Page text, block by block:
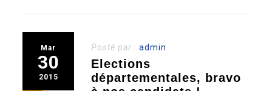
Mar
30
2015
Posté par :admin
Elections
départementales, bravo